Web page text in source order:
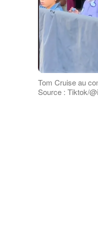
Tom Cruise au
Source : Tiktok/